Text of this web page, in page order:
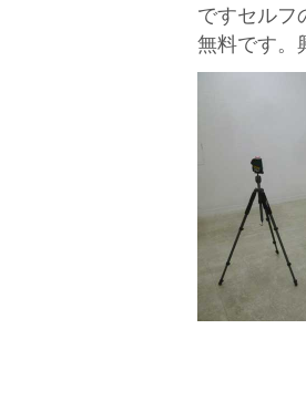
ですセルフ
無料です。